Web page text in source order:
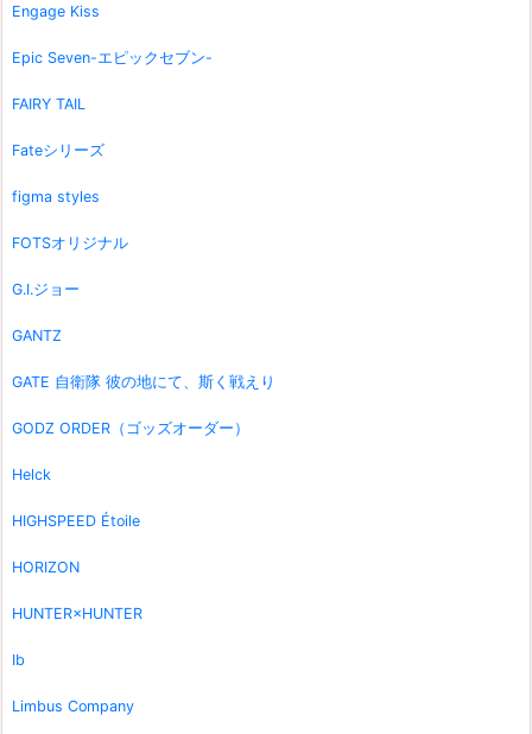
Engage Kiss
Epic Seven-エピックセブン-
FAIRY TAIL
Fateシリーズ
figma styles
FOTSオリジナル
G.I.ジョー
GANTZ
GATE 自衛隊 彼の地にて、斯く戦えり
GODZ ORDER（ゴッズオーダー）
Helck
HIGHSPEED Étoile
HORIZON
HUNTER×HUNTER
Ib
Limbus Company